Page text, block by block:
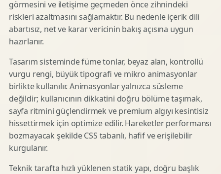
görmesini ve iletişime geçmeden önce zihnindeki
riskleri azaltmasını sağlamaktır. Bu nedenle içerik dili
abartısız, net ve karar vericinin bakış açısına uygun
hazırlanır.
Tasarım sisteminde füme tonlar, beyaz alan, kontrollü
vurgu rengi, büyük tipografi ve mikro animasyonlar
birlikte kullanılır. Animasyonlar yalnızca süsleme
değildir; kullanıcının dikkatini doğru bölüme taşımak,
sayfa ritmini güçlendirmek ve premium algıyı kesintisiz
hissettirmek için optimize edilir. Hareketler performansı
bozmayacak şekilde CSS tabanlı, hafif ve erişilebilir
kurgulanır.
Teknik tarafta hızlı yüklenen statik yapı, doğru başlık